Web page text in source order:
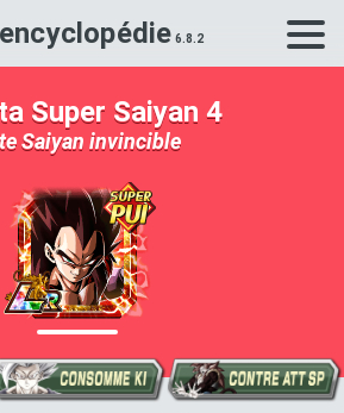
Rechercher une carte Dokkan
Super Saiyan 4
Saiyan invincible